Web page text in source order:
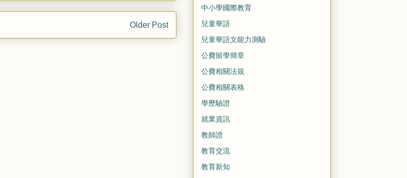
Older Post
中小學國際教育
兒童華語
兒童華語文能力測驗
公費留學簡章
公費相關法規
公費相關表格
學歷驗證
就業資訊
教師證
教育交流
教育新知